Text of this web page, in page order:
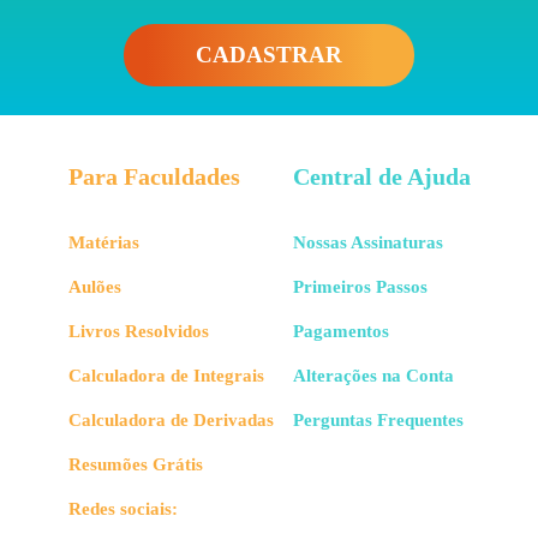
CADASTRAR
Para Faculdades
Matérias
Aulões
Livros Resolvidos
Calculadora de Integrais
Calculadora de Derivadas
Resumões Grátis
Redes sociais:
Central de Ajuda
Nossas Assinaturas
Primeiros Passos
Pagamentos
Alterações na Conta
Perguntas Frequentes